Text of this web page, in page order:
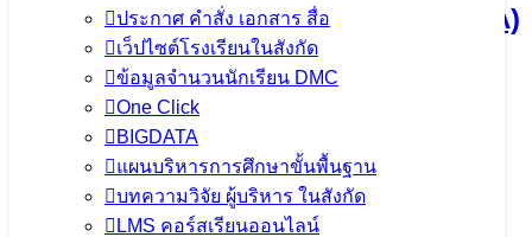
ประกาศ คำสั่ง เอกสาร สื่อ
เว็ปไซต์โรงเรียนในสังกัด
ข้อมูลจำนวนนักเรียน DMC
One Click
BIGDATA
แผนบริหารการศึกษาขั้นพื้นฐาน
บทความวิจัย ผู้บริหาร ในสังกัด
LMS คอร์สเรียนออนไลน์
เคลื่อนการประเมินระดับนานาชาติ (PISA)
และการทดสอบทางการศึกษาระดับชาติ
ขั้นพื้นฐาน (O-NET) สำนักงานคณะ
กรรมการการศึกษาขั้นพื้นฐาน ครั้งที่ 22
ผ่านระบบออนไลน์ (Zoom Meeting)